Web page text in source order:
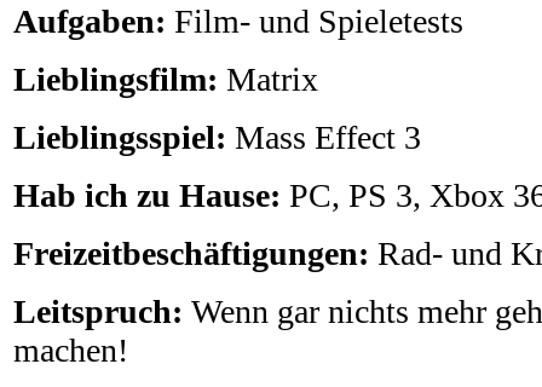
Aufgaben: Film- und Spieletests
Lieblingsfilm: Matrix
Lieblingsspiel: Mass Effect 3
Hab ich zu Hause: PC, PS 3, Xbox
Freizeitbeschäftigungen: Rad- und
Leitspruch: Wenn gar nichts mehr
machen!